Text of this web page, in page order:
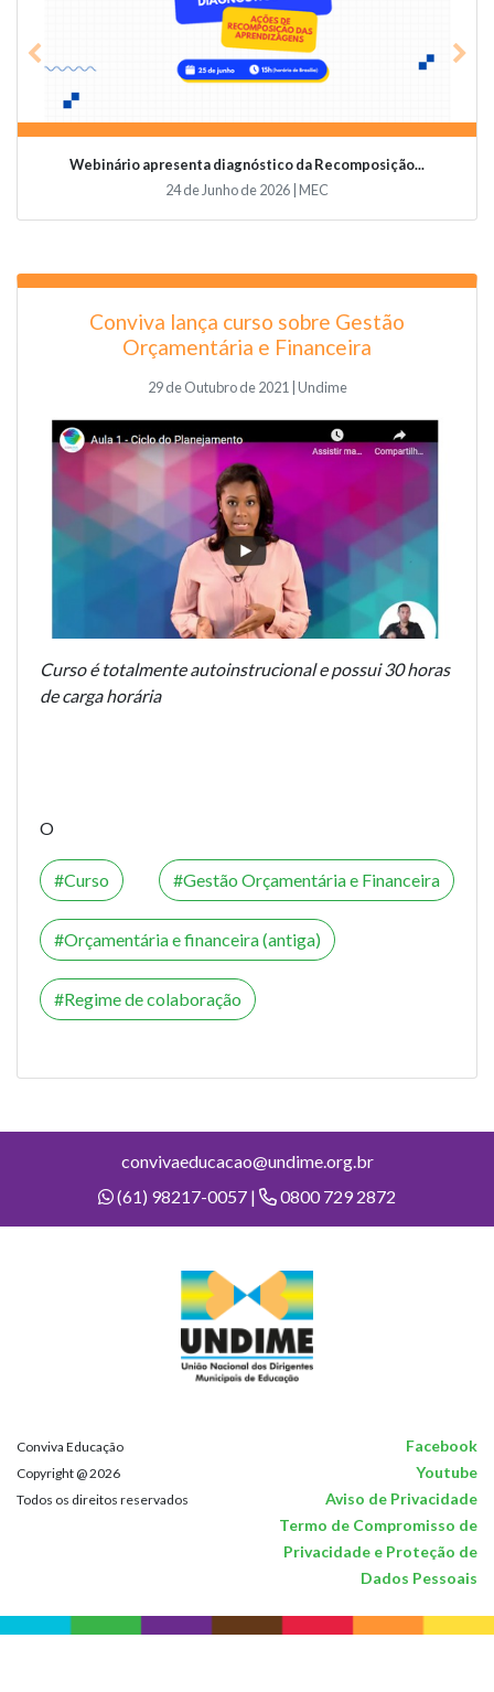
Webinário apresenta diagnóstico da Recomposição...
24 de Junho de 2026 | MEC
Previous
Conviva lança curso sobre Gestão
Orçamentária e Financeira
29 de Outubro de 2021 | Undime
Curso é totalmente autoinstrucional e possui 30 horas
de carga horária
O
Curso Gestão Orçamentária e Financeira
Orçamentária e financeira (antiga)
Regime de colaboração
convivaeducacao@undime.org.br
(61) 98217-0057 |
0800 729 2872
Conviva Educação Facebook
Copyright @ 2026 Youtube
Todos os direitos reservados
Aviso de Privacidade
Termo de Compromisso de
Privacidade e Proteção de
Dados Pessoais